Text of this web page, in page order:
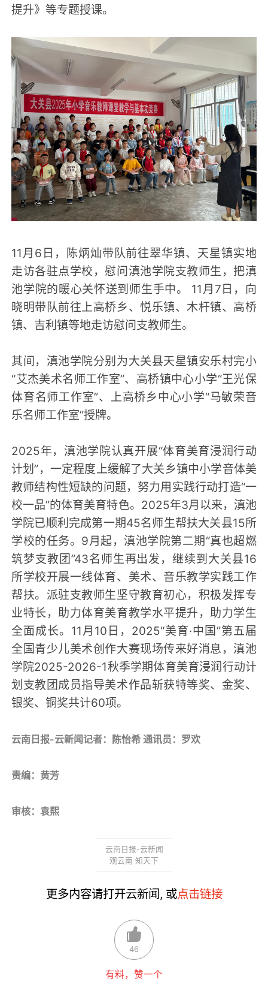
提升》等专题授课。
11月6日，陈炳灿带队前往翠华镇、天星镇实地
走访各驻点学校，慰问滇池学院支教师生，把滇
池学院的暖心关怀送到师生手中。 11月7日，向
晓明带队前往上高桥乡、悦乐镇、木杆镇、高桥
镇、吉利镇等地走访慰问支教师生。
其间，滇池学院分别为大关县天星镇安乐村完小
“艾杰美术名师工作室”、高桥镇中心小学“王光保
体育名师工作室”、上高桥乡中心小学“马敏荣音
乐名师工作室”授牌。
2025年，滇池学院认真开展“体育美育浸润行动
计划”，一定程度上缓解了大关乡镇中小学音体美
教师结构性短缺的问题，努力用实践行动打造“一
校一品”的体育美育特色。2025年3月以来，滇池
学院已顺利完成第一期45名师生帮扶大关县15所
学校的任务。9月起，滇池学院第二期“真也超燃
筑梦支教团”43名师生再出发，继续到大关县16
所学校开展一线体育、美术、音乐教学实践工作
帮扶。派驻支教师生坚守教育初心，积极发挥专
业特长，助力体育美育教学水平提升，助力学生
全面成长。11月10日，2025“美育·中国”第五届
全国青少儿美术创作大赛现场传来好消息，滇池
学院2025-2026-1秋季学期体育美育浸润行动计
划支教团成员指导美术作品斩获特等奖、金奖、
银奖、铜奖共计60项。
云南日报-云新闻记者：陈怡希 通讯员：罗欢
责编：黄芳
审核：袁熙
云南日报-云新闻
观云南 知天下
更多内容请打开云新闻, 或点击链接
46
有料，赞一个